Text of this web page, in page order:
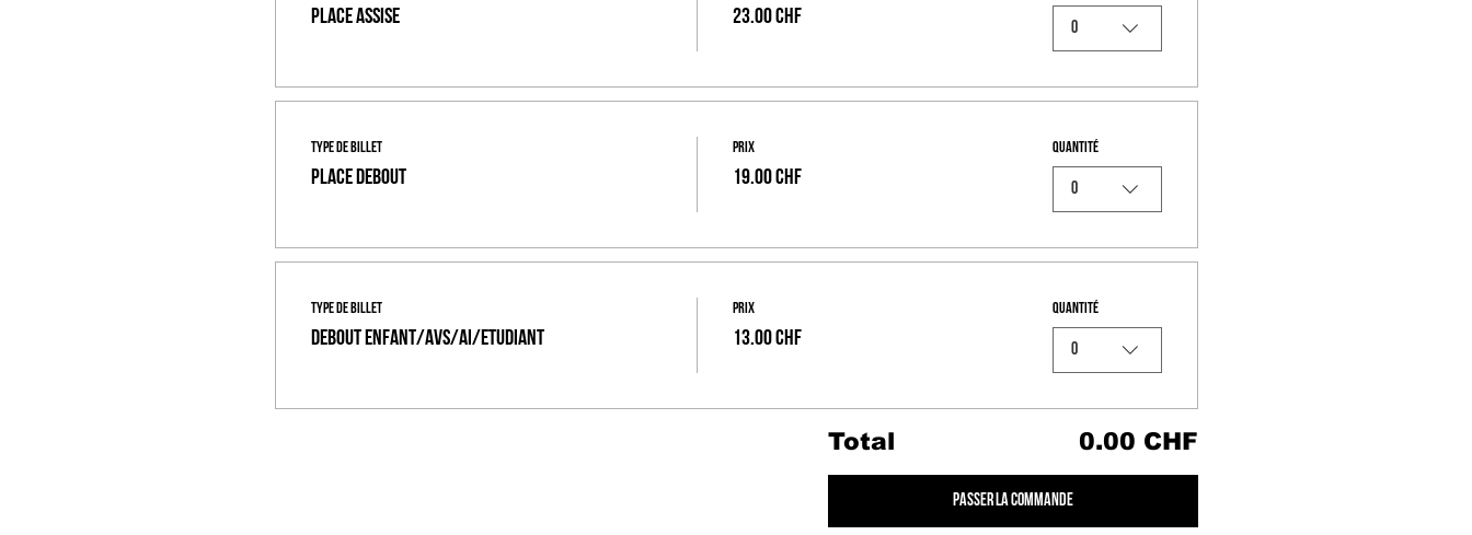
Place assise 23.00 CHF 0
Type de billet
Place Debout
Prix
19.00 CHF
Quantité
0
Type de billet
Debout Enfant/AVS/AI/Etudiant
Prix
13.00 CHF
Quantité
0
Total 0.00 CHF
Passer la commande